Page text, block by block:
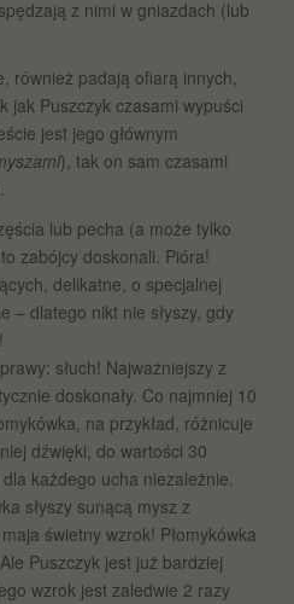
z nimi w gniazdach (lub
również padają ofiarą innych,
jak Puszczyk czasami wypuści
jest jego głównym
), tak on sam czasami
lub pecha (a może tylko
zabójcy doskonali. Pióra!
delikatne, o specjalnej
– dlatego nikt nie słyszy, gdy
słuch! Najważniejszy z
doskonały. Co najmniej 10
na przykład, różnicuje
dźwięki, do wartości 30
każdego ucha niezależnie.
słyszy sunącą mysz z
świetny wzrok! Płomykówka
Puszczyk jest już bardziej
wzrok jest zaledwie 2 razy